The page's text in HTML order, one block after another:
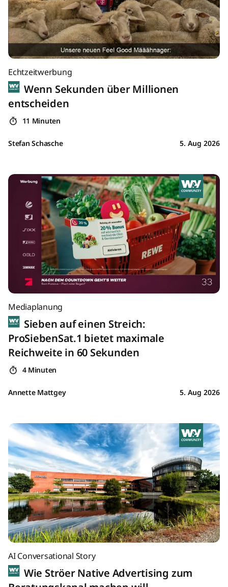
Echtzeitwerbung
Wenn Sekunden über Millionen
entscheiden
11 Minuten
Stefan Schasche 5. Aug 2026
Mediaplanung
Sieben auf einen Streich:
ProSiebenSat.1 bietet maximale
Reichweite in 60 Sekunden
4 Minuten
Annette Mattgey 5. Aug 2026
AI Conversational Story
Wie Ströer Native Advertising zum